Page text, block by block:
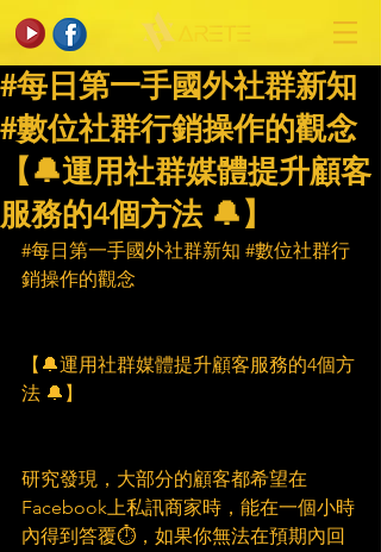
#每日第一手國外社群新知
#數位社群行銷操作的觀念
【🔔運用社群媒體提升顧客
服務的4個方法 🔔】
#每日第一手國外社群新知 #數位社群行
銷操作的觀念
【🔔運用社群媒體提升顧客服務的4個方
法 🔔】
研究發現，大部分的顧客都希望在
Facebook上私訊商家時，能在一個小時
內得到答覆⏱，如果你無法在預期內回